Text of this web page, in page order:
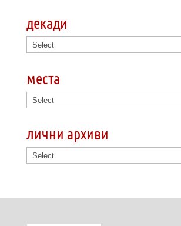
декади
места
лични архиви